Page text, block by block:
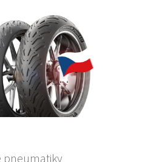
pneumatiky